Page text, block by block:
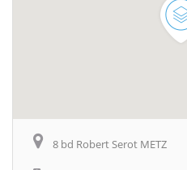
8 bd Robert Serot METZ